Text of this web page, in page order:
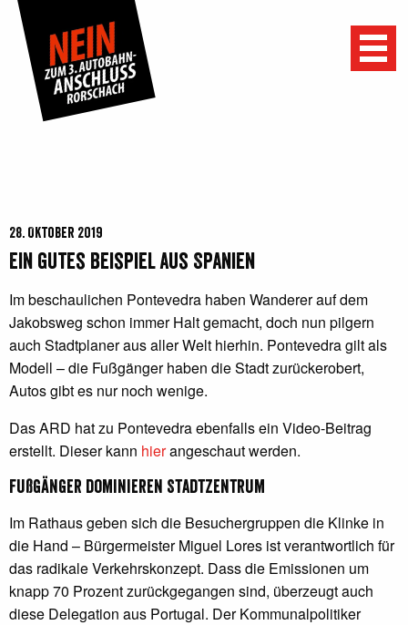
Menu
28. Oktober 2019
Ein gutes Beispiel aus Spanien
Im beschaulichen Pontevedra haben Wanderer auf dem
Jakobsweg schon immer Halt gemacht, doch nun pilgern
auch Stadtplaner aus aller Welt hierhin. Pontevedra gilt als
Modell – die Fußgänger haben die Stadt zurückerobert,
Autos gibt es nur noch wenige.
Das ARD hat zu Pontevedra ebenfalls ein Video-Beitrag
erstellt. Dieser kann hierangeschaut werden.
Fußgänger dominieren Stadtzentrum
Im Rathaus geben sich die Besuchergruppen die Klinke in
die Hand – Bürgermeister Miguel Lores ist verantwortlich für
das radikale Verkehrskonzept. Dass die Emissionen um
knapp 70 Prozent zurückgegangen sind, überzeugt auch
diese Delegation aus Portugal. Der Kommunalpolitiker